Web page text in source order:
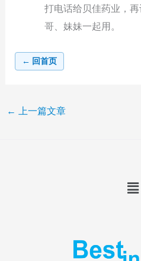
打电话给贝佳药业，
哥、妹妹一起用。
← 回首页
← 上一篇文章